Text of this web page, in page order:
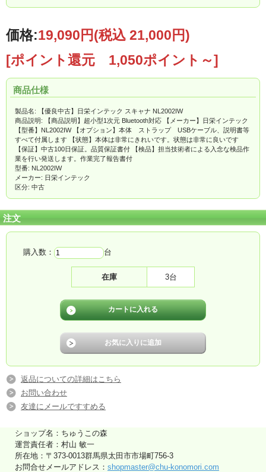
価格:19,090円(税込 21,000円)
[ポイント還元 1,050ポイント～]
商品仕様
製品名: 【優良中古】日栄インテック スキャナ NL2002IW
商品説明: 【商品説明】超小型1次元 Bluetooth対応 【メーカー】日栄インテック
【型番】NL2002IW 【オプション】本体 ストラップ USBケーブル、説明書等
すべて付属します 【状態】本体は非常にきれいです。状態は非常に良いです
【保証】中古100日保証。品質保証書付 【検品】担当技術者による入念な検品作
業を行い発送します。作業完了報告書付
型番: NL2002IW
メーカー: 日栄インテック
区分: 中古
注文
購入数： 台
在庫 3台
返品についての詳細はこちら
お問い合わせ
友達にメールですすめる
ショップ名：ちゅうこの森
運営責任者：村山 敏一
所在地：〒373-0013群馬県太田市市場町756-3
お問合せメールアドレス： shopmaster@chu-konomori.com